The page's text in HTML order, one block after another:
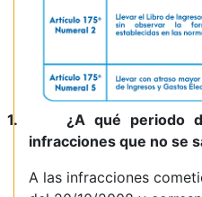
1.
¿A qué periodo
infracciones que no se
A las infracciones